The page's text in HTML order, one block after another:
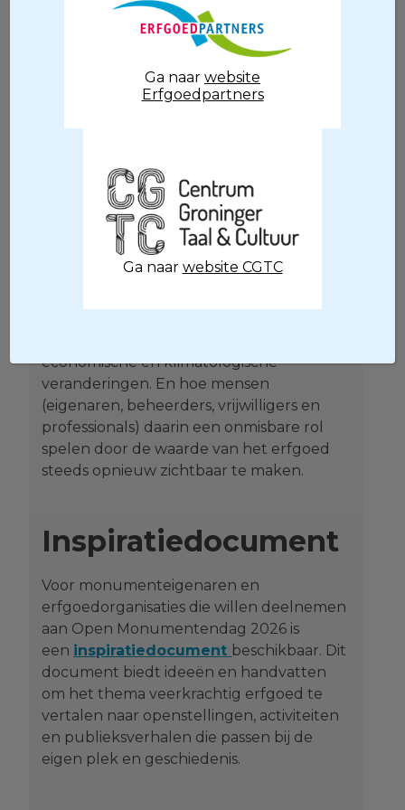
de gemeenschappen die ermee leefden,
erin woonden en werkten. Open
Monumentendag 2026 staat in het teken
van die verhalen, onder het
Veerkrachtig erfgoed.
Veerkrachtig
erfgoed
Dit thema nodigt uit om stil te staan bij de
vraag hoe erfgoed standhoudt in een
economische en klimatologische
veranderingen. En hoe mensen
(eigenaren, beheerders, vrijwilligers en
professionals) daarin een onmisbare rol
spelen door de waarde van het erfgoed
steeds opnieuw zichtbaar te maken.
Inspiratiedocument
Voor monumenteigenaren en
erfgoedorganisaties die willen deelnemen
aan Open Monumentendag 2026 is
een inspiratiedocument beschikbaar. Dit
document biedt ideeën en handvatten
om het thema veerkrachtig erfgoed te
vertalen naar openstellingen, activiteiten
en publieksverhalen die passen bij de
eigen plek en geschiedenis.
Ga naar website
Erfgoedpartners
Ga naar website CGTC